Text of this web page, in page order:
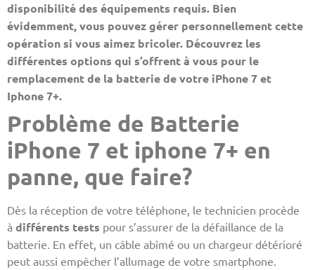
disponibilité des équipements requis. Bien
évidemment, vous pouvez gérer personnellement cette
opération si vous aimez bricoler. Découvrez les
différentes options qui s’offrent à vous pour le
remplacement de la batterie de votre iPhone 7 et
Iphone 7+.
Problème de Batterie
iPhone 7 et iphone 7+ en
panne, que faire?
Dès la réception de votre téléphone, le technicien procède
à différents tests pour s’assurer de la défaillance de la
batterie. En effet, un câble abîmé ou un chargeur détérioré
peut aussi empêcher l’allumage de votre smartphone.